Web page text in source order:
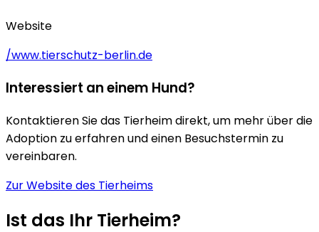
Website
/www.tierschutz-berlin.de
Interessiert an einem Hund?
Kontaktieren Sie das Tierheim direkt, um mehr über die
Adoption zu erfahren und einen Besuchstermin zu
vereinbaren.
Zur Website des Tierheims
Ist das Ihr Tierheim?